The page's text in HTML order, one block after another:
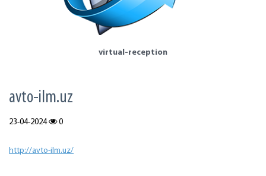
virtual-reception
avto-ilm.uz
23-04-2024 0
http://avto-ilm.uz/